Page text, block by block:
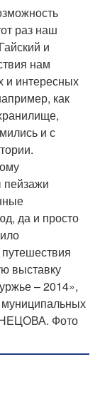
раз наш
и
нам
и интересных
как
и с
пейзажи
да и просто
выставку
– 2014»,
Фото